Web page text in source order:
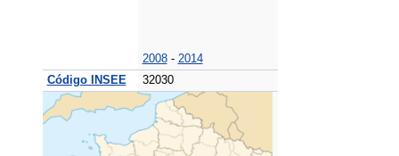
2008- 2014
Código INSEE
32030